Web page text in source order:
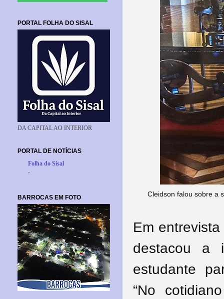
Cleidson falou sobre a
Em
destacou a
estudante
“No
PORTAL FOLHA DO SISAL
DA CAPITAL AO INTERIOR
PORTAL DE NOTÍCIAS
Folha do Sisal
-
BARROCAS EM FOTO